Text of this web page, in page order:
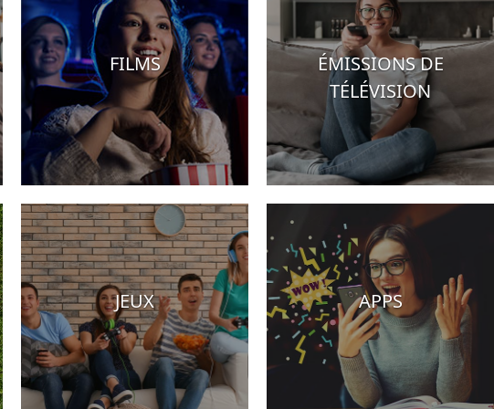
FILMS
ÉMISSIONS DE
TÉLÉVISION
JEUX APPS